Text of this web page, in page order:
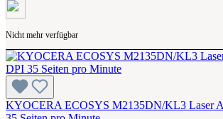
Nicht mehr verfügbar
KYOCERA ECOSYS M2135DN/KL3 Laser